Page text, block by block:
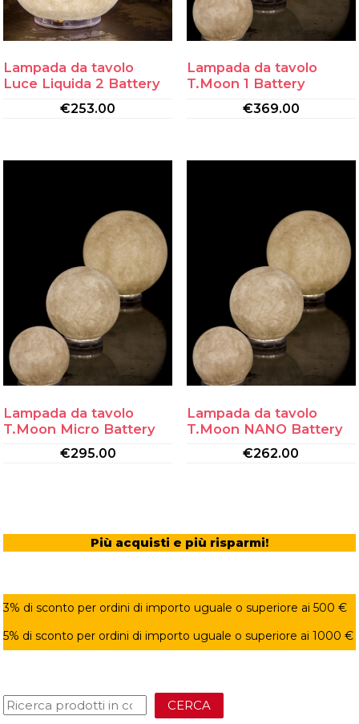
Lampada da tavolo
Luce Liquida 2 Battery
€253.00
Lampada da tavolo
T.Moon 1 Battery
€369.00
Lampada da tavolo
T.Moon Micro Battery
€295.00
Lampada da tavolo
T.Moon NANO Battery
€262.00
Più acquisti e più risparmi!
3% di sconto per ordini di importo uguale o superiore ai 500 €
5% di sconto per ordini di importo uguale o superiore ai 1000 €
CERCA